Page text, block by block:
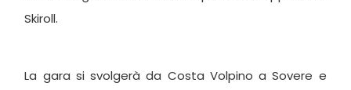
Skiroll.
La gara si svolgerà da Costa Volpino a Sovere e